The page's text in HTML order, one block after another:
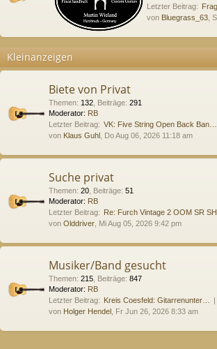
Letzter Beitrag:
von Bluegrass_63 ,
Kleinanzeigen
Biete von Privat
Themen: 132 Beiträge: 291
Moderator: RB
Letzter Beitrag: VK: Five String Open Back Ban…
von Klaus Guhl , Do Aug 06, 2026 11:18 am
Suche privat
Themen: 20 Beiträge: 51
Moderator: RB
Letzter Beitrag: Re: Furch Vintage 2 OOM SR SH
von Olddriver , Mi Aug 05, 2026 9:42 pm
Musiker/Band gesucht
Themen: 215 Beiträge: 847
Moderator: RB
Letzter Beitrag: Kreis Coesfeld: Gitarrenunter…
von Holger Hendel , Fr Jun 26, 2026 8:33 am